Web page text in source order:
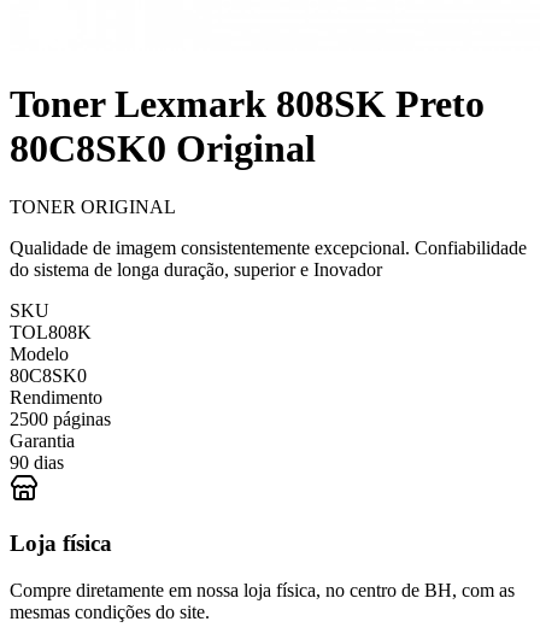
Toner Lexmark 808SK Preto
80C8SK0 Original
TONER ORIGINAL
Qualidade de imagem consistentemente excepcional. Confiabilidade
do sistema de longa duração, superior e Inovador
SKU
TOL808K
Modelo
80C8SK0
Rendimento
2500 páginas
Garantia
90 dias
Loja física
Compre diretamente em nossa loja física, no centro de BH, com as
mesmas condições do site.